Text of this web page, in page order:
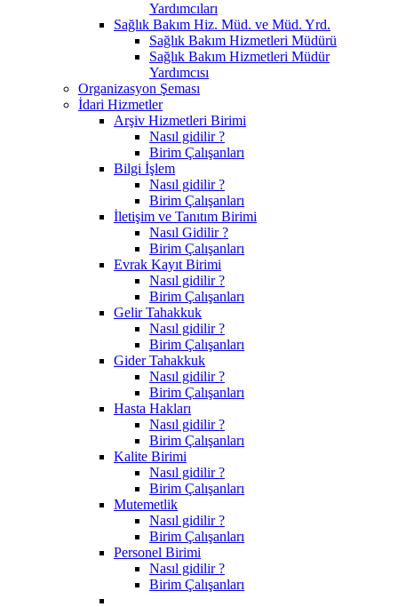
Yardımcıları
Sağlık Bakım Hiz. Müd. ve Müd. Yrd.
Sağlık Bakım Hizmetleri Müdürü
Sağlık Bakım Hizmetleri Müdür
Yardımcısı
Organizasyon Şeması
İdari Hizmetler
Arşiv Hizmetleri Birimi
Nasıl gidilir ?
Birim Çalışanları
Bilgi İşlem
Nasıl gidilir ?
Birim Çalışanları
İletişim ve Tanıtım Birimi
Nasıl Gidilir ?
Birim Çalışanları
Evrak Kayıt Birimi
Nasıl gidilir ?
Birim Çalışanları
Gelir Tahakkuk
Nasıl gidilir ?
Birim Çalışanları
Gider Tahakkuk
Nasıl gidilir ?
Birim Çalışanları
Hasta Hakları
Nasıl gidilir ?
Birim Çalışanları
Kalite Birimi
Nasıl gidilir ?
Birim Çalışanları
Mutemetlik
Nasıl gidilir ?
Birim Çalışanları
Personel Birimi
Nasıl gidilir ?
Birim Çalışanları